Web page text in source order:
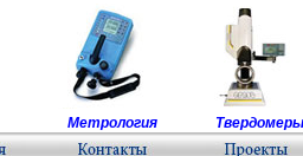
Метрология Твердомеры